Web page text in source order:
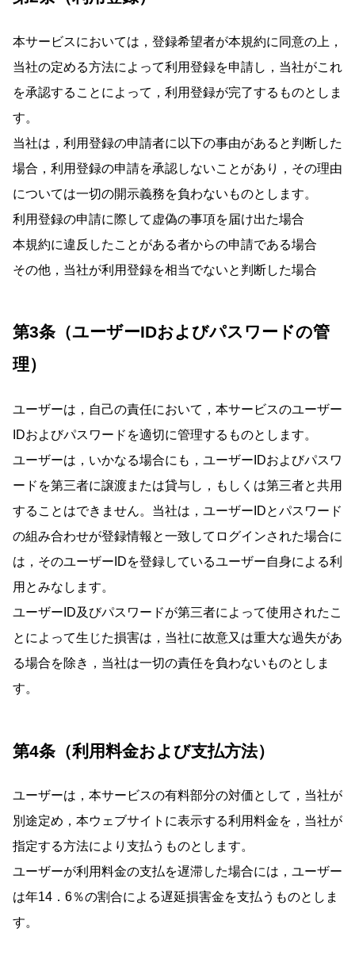
本サービスにおいては，登録希望者が本規約に同意の上，
当社の定める方法によって利用登録を申請し，当社がこれ
を承認することによって，利用登録が完了するものとしま
す。
当社は，利用登録の申請者に以下の事由があると判断した
場合，利用登録の申請を承認しないことがあり，その理由
については一切の開示義務を負わないものとします。
利用登録の申請に際して虚偽の事項を届け出た場合
本規約に違反したことがある者からの申請である場合
その他，当社が利用登録を相当でないと判断した場合
第3条（ユーザーIDおよびパスワードの管
理）
ユーザーは，自己の責任において，本サービスのユーザー
IDおよびパスワードを適切に管理するものとします。
ユーザーは，いかなる場合にも，ユーザーIDおよびパスワ
ードを第三者に譲渡または貸与し，もしくは第三者と共用
することはできません。当社は，ユーザーIDとパスワード
の組み合わせが登録情報と一致してログインされた場合に
は，そのユーザーIDを登録しているユーザー自身による利
用とみなします。
ユーザーID及びパスワードが第三者によって使用されたこ
とによって生じた損害は，当社に故意又は重大な過失があ
る場合を除き，当社は一切の責任を負わないものとしま
す。
第4条（利用料金および支払方法）
ユーザーは，本サービスの有料部分の対価として，当社が
別途定め，本ウェブサイトに表示する利用料金を，当社が
指定する方法により支払うものとします。
ユーザーが利用料金の支払を遅滞した場合には，ユーザー
は年14．6％の割合による遅延損害金を支払うものとしま
す。